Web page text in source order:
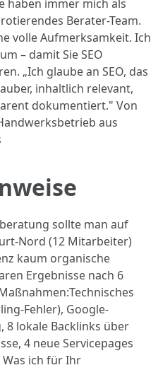
haben immer mich als
Berater-Team.
volle Aufmerksamkeit. Ich
– damit Sie SEO
„Ich glaube an SEO, das
inhaltlich relevant,
dokumentiert." Von
aus
sollte man auf
Nord (12 Mitarbeiter)
kaum organische
Ergebnisse nach 6
Fehler), Google-
8 lokale Backlinks über
4 neue Servicepages
ich für Ihr